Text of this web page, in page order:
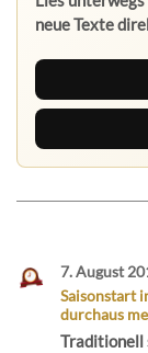
neue Texte
7. August
Saisonstart
durchaus
Traditionell